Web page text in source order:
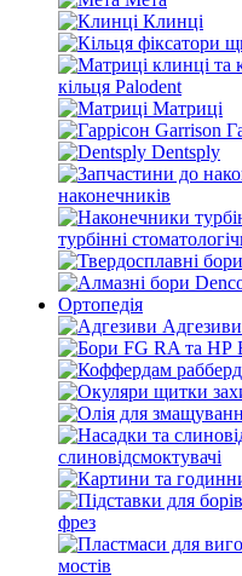
Клинці
кільця Palodent
Матриці
Dentsply
наконечників
турбінні
Ортопедія
Адгезиви
слиновідсмоктувачі
фрез